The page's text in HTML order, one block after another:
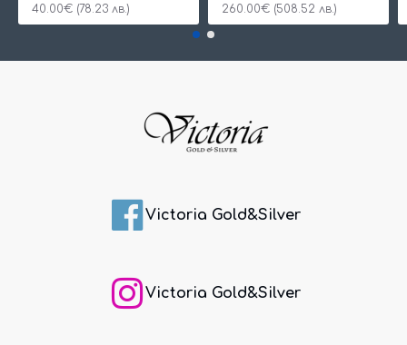
40.00€ (78.23 лв.)
260.00€ (508.52 лв.)
Victoria Gold&Silver
Victoria Gold&Silver